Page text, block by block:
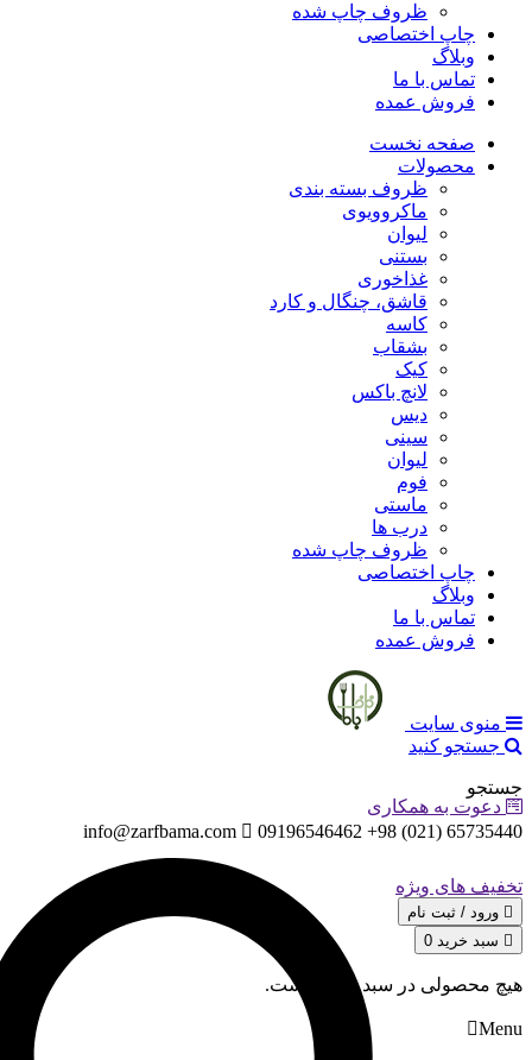
ظروف چاپ شده
چاپ اختصاصی
وبلاگ
تماس با ما
فروش عمده
صفحه نخست
محصولات
ظروف بسته بندی
ماکروویوی
لیوان
بستنی
غذاخوری
قاشق، چنگال و کارد
کاسه
بشقاب
کیک
لانچ باکس
دیس
سینی
لیوان
فوم
ماستی
درب ها
ظروف چاپ شده
چاپ اختصاصی
وبلاگ
تماس با ما
فروش عمده
منوی سایت
جستجو کنید
جستجو
دعوت به همکاری
65735440 (021) 98+ 09196546462
info@zarfbama.com
تخفیف های ویژه
سبد خرید 0
هیچ محصولی در سبد خرید نیست.
Menu